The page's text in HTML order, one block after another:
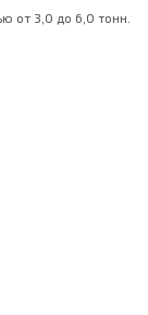
от 3,0 до 6,0 тонн.